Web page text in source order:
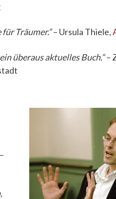
Träumer.“– Ursula Thiele,
überaus aktuelles Buch.“–